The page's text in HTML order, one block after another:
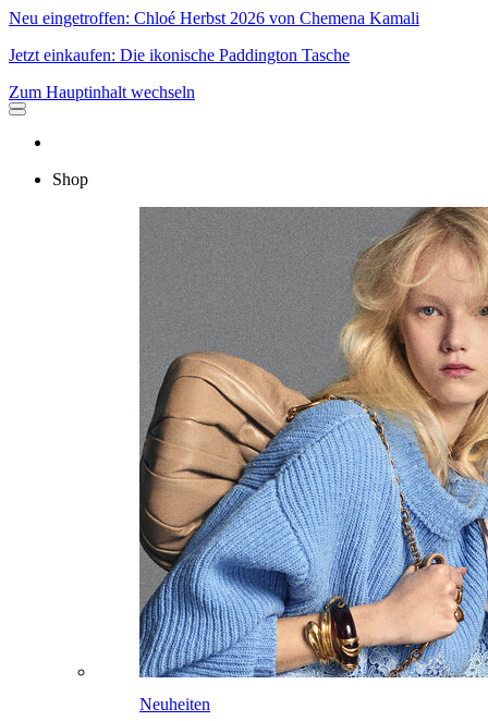
Neu eingetroffen: Chloé Herbst 2026 von Chemena Kamali
Jetzt einkaufen: Die ikonische Paddington Tasche
Zum Hauptinhalt wechseln
Shop
Neuheiten